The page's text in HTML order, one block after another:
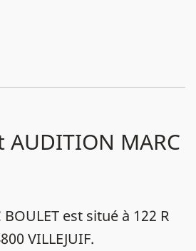
MARC
est situé à 122 R
VILLEJUIF.